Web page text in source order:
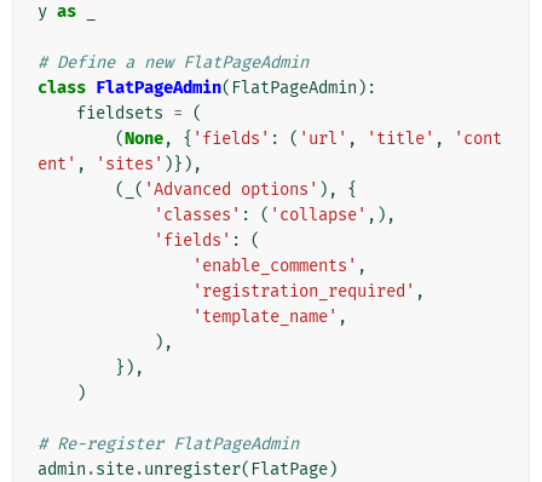
y as
# Define a new FlatPageAdmin
class FlatPageAdmin( FlatPageAdmin ):
fieldsets = (
(None, { 'fields' : ( 'url' , 'title' ,
'cont
ent' , 'sites' )}),
(
( 'Advanced options' ),
{
'classes' : ( 'collapse' ,),
'fields' :
(
'enable_comments' ,
'registration_required' ,
'template_name' ,
),
}),
)
# Re-register FlatPageAdmin
admin .site.unregister( FlatPage)